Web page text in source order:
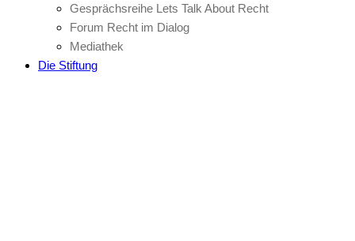
Gesprächsreihe Lets Talk About Recht
Forum Recht im Dialog
Mediathek
Die Stiftung